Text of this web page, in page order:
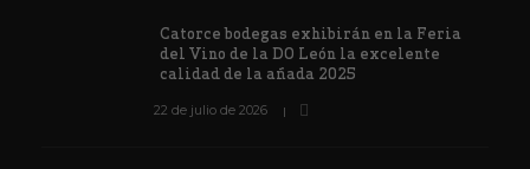
Catorce bodegas exhibirán en la Feria
del Vino de la DO León la excelente
calidad de la añada 2025
22 de julio de 2026